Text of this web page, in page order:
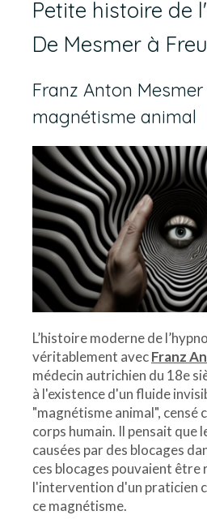
Petite histoire de
De Mesmer à
Franz Anton
magnétisme animal
L’histoire moderne de
véritablement avecFranz
médecin autrichien du 18e
à l'existence d'un fluide
"magnétisme animal", censé
corps humain. Il pensait que
causées par des blocages
ces blocages pouvaient être
l'intervention d'un praticien
ce magnétisme.